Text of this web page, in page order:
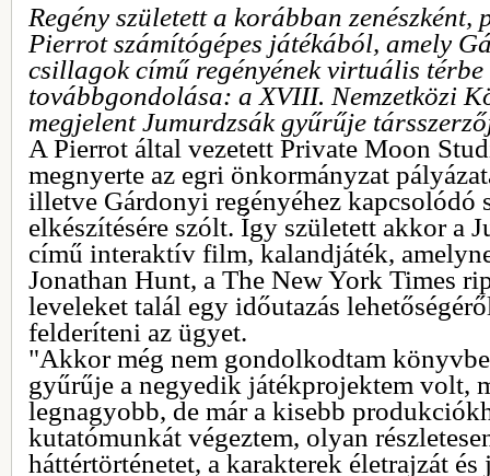
Regény született a korábban zenészként,
Pierrot számítógépes játékából, amely
csillagok című regényének virtuális térbe
továbbgondolása: a XVIII. Nemzetközi
megjelent Jumurdzsák gyűrűje
A Pierrot által vezetett Private Moon
megnyerte az egri önkormányzat
illetve Gárdonyi regényéhez kapcsolódó
elkészítésére szólt. Így született akkor a
című interaktív film, kalandjáték,
Jonathan Hunt, a The New York Times
leveleket talál egy időutazás
felderíteni az ügyet.
"Akkor még nem gondolkodtam
gyűrűje a negyedik játékprojektem volt,
legnagyobb, de már a kisebb
kutatómunkát végeztem, olyan
háttértörténetet, a karakterek életrajzát